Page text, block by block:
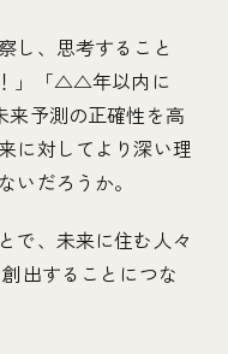
し、思考すること
」「△△年以内に
予測の正確性を高
に対してより深い理
いだろうか。
で、未来に住む人々
出することにつな